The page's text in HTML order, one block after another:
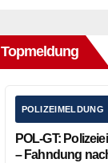
Topmeldung
POLIZEIMELDUNG
POL-GT:
– Fahndung